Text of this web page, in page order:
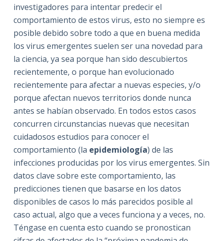
investigadores para intentar predecir el
comportamiento de estos virus, esto no siempre es
posible debido sobre todo a que en buena medida
los virus emergentes suelen ser una novedad para
la ciencia, ya sea porque han sido descubiertos
recientemente, o porque han evolucionado
recientemente para afectar a nuevas especies, y/o
porque afectan nuevos territorios donde nunca
antes se habían observado. En todos estos casos
concurren circunstancias nuevas que necesitan
cuidadosos estudios para conocer el
comportamiento (la epidemiología) de las
infecciones producidas por los virus emergentes. Sin
datos clave sobre este comportamiento, las
predicciones tienen que basarse en los datos
disponibles de casos lo más parecidos posible al
caso actual, algo que a veces funciona y a veces, no.
Téngase en cuenta esto cuando se pronostican